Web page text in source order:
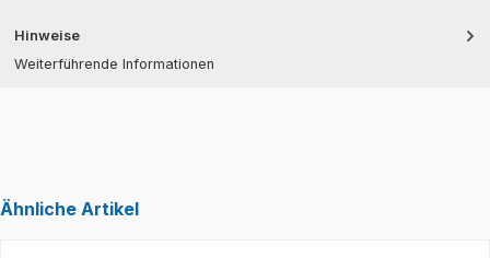
Hinweise
Weiterführende Informationen
Ähnliche Artikel